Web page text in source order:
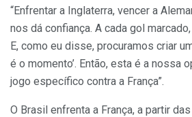
“Enfrentar a Inglaterra, vencer a
nos dá confiança. A cada gol
E, como eu disse, procuramos criar
é o momento’. Então, esta é a nossa
jogo específico contra a França”.
O Brasil enfrenta a França, a partir